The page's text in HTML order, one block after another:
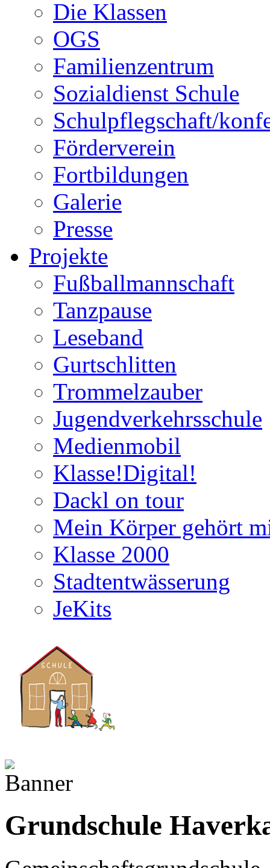
Die Klassen
OGS
Familienzentrum
Sozialdienst Schule
Schulpflegschaft/
Förderverein
Fortbildungen
Galerie
Presse
Projekte
Fußballmannschaft
Tanzpause
Leseband
Gurtschlitten
Trommelzauber
Jugendverkehrsschule
Medienmobil
Klasse!Digital!
Dackl on tour
Mein Körper gehört
Klasse 2000
Stadtentwässerung
JeKits
Grundschule